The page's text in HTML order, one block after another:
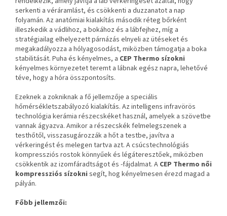
serkenti a véráramlást, és csökkenti a duzzanatot a nap
folyamán. Az anatómiai kialakítás második réteg bőrként
illeszkedik a vádlihoz, a bokához és a lábfejhez, míg a
stratégiailag elhelyezett párnázás elnyeli az ütéseket és
megakadályozza a hólyagosodást, miközben támogatja a boka
stabilitását. Puha és kényelmes, a CEP Thermo sízokni
kényelmes környezetet teremt a lábnak egész napra, lehetővé
téve, hogy a hóra összpontosíts.
Ezeknek a zokniknak a fő jellemzője a speciális
hőmérsékletszabályozó kialakítás. Az intelligens infravörös
technológia kerámia részecskéket használ, amelyek a szövetbe
vannak ágyazva. Amikor a részecskék felmelegszenek a
testhőtől, visszasugározzák a hőt a testbe, javítva a
vérkeringést és melegen tartva azt. A csúcstechnológiás
kompressziós rostok könnyűek és légáteresztőek, miközben
csökkentik az izomfáradtságot és -fájdalmat. A CEP Thermo női
kompressziós sízokni segít, hog kényelmesen érezd magad a
pályán.
Főbb jellemzői: